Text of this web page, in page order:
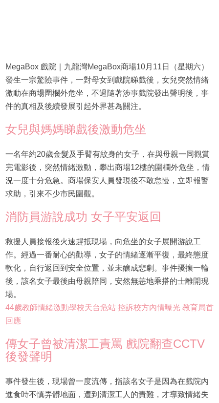
MegaBox 戲院｜九龍灣MegaBox商場10月11日（星期六）
發生一宗驚險事件，一對母女到戲院睇戲後，女兒突然情緒
激動在商場圍欄外危坐，不過隨著涉事戲院發出聲明後，事
件的真相及後續發展引起外界甚為關注。
女兒與媽媽睇戲後激動危坐
一名年約20歲金髮及手臂有紋身的女子，在與母親一同觀賞
完電影後，突然情緒激動，攀出商場12樓的圍欄外危坐，情
況一度十分危急。商場保安人員發現後不敢怠慢，立即報警
求助，引來不少市民圍觀。
消防員游說成功 女子平安返回
救援人員接報後火速趕抵現場，向危坐的女子展開游說工
作。經過一番耐心的勸導，女子的情緒逐漸平復，最終態度
軟化，自行返回到安全位置，並未釀成悲劇。事件擾攘一輪
後，該名女子最後由母親陪同，安然無恙地乘搭的士離開現
場。
44歲教師情緒激動學校天台危站 控訴校方內情曝光 教育局首
回應
傳女子曾被清潔工責罵 戲院翻查CCTV
後發聲明
事件發生後，現場曾一度流傳，指該名女子是因為在戲院內
進食時不慎弄髒地面，遭到清潔工人的責難，才導致情緒失